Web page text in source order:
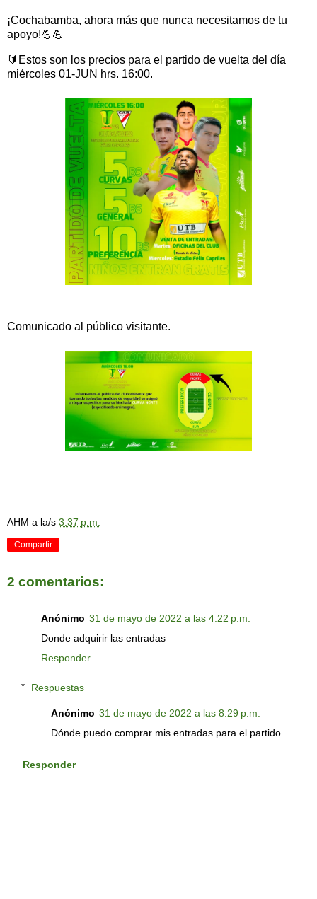
¡Cochabamba, ahora más que nunca necesitamos de tu
apoyo!💪💪
🔰Estos son los precios para el partido de vuelta del día
miércoles 01-JUN hrs. 16:00.
Comunicado al público visitante.
AHM a la/s 3:37 p.m.
Compartir
2 comentarios:
Anónimo 31 de mayo de 2022 a las 4:22 p.m.
Donde adquirir las entradas
Responder
Respuestas
Anónimo 31 de mayo de 2022 a las 8:29 p.m.
Dónde puedo comprar mis entradas para el partido
Responder